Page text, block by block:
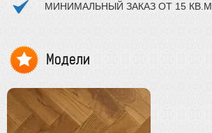
МИНИМАЛЬНЫЙ ЗАКАЗ ОТ 15 КВ.М.
Модели